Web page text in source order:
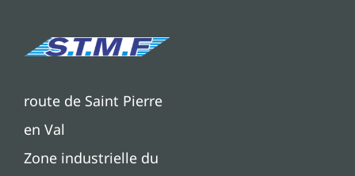
route de Saint Pierre
en Val
Zone industrielle du